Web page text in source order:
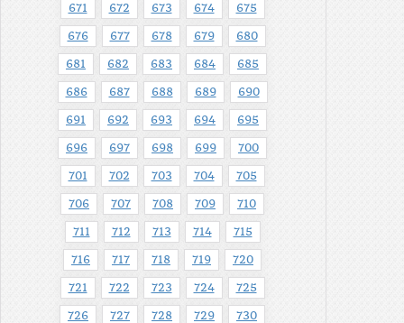
671 672 673 674 675
676 677 678 679 680
681 682 683 684 685
686 687 688 689 690
691 692 693 694 695
696 697 698 699 700
701 702 703 704 705
706 707 708 709 710
711 712 713 714 715
716 717 718 719 720
721 722 723 724 725
726 727 728 729 730